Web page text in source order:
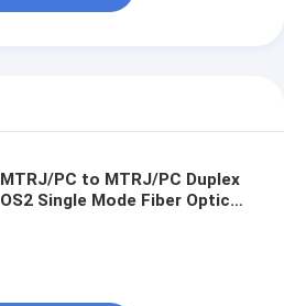
MTRJ/PC to MTRJ/PC Duplex
OS2 Single Mode Fiber Optic